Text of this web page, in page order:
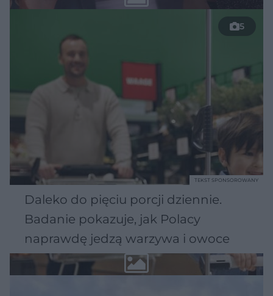
5
Daleko do pięciu porcji dziennie.
Badanie pokazuje, jak Polacy
naprawdę jedzą warzywa i owoce
TEKST SPONSOROWANY